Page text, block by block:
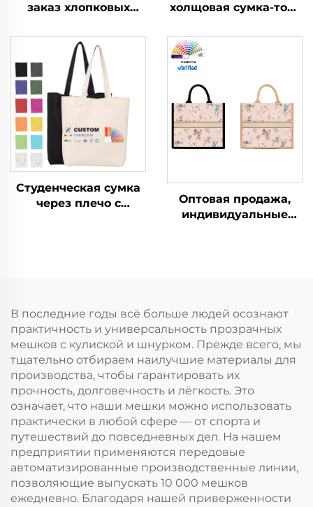
заказ хлопковых
сумок-рюкзаков из
холста для улицы,
путешествий,
повседневной носки,
спорта на шнурке
холщовая сумка-тоут
логотипом, оптовая
многоразовая, с
застежкой-молнией,
средний размер,
рекламная
подарочная сумка с
рисунком букв
Студенческая сумка
через плечо с
чистым рисунком
Оптовая продажа,
индивидуальные
потайной пряжкой,
печать методом
термопереноса, в
подарок
В последние годы всё больше людей осознают
практичность и универсальность прозрачных
мешков с кулиской и шнурком. Прежде всего, мы
тщательно отбираем наилучшие материалы для
производства, чтобы гарантировать их
прочность, долговечность и лёгкость. Это
означает, что наши мешки можно использовать
практически в любой сфере — от спорта и
путешествий до повседневных дел. На нашем
предприятии применяются передовые
автоматизированные производственные линии,
позволяющие выпускать 10 000 мешков
ежедневно. Благодаря нашей приверженности